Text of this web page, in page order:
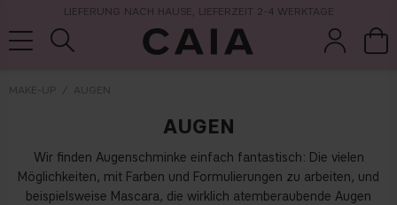
LIEFERUNG NACH HAUSE, LIEFERZEIT 2-4 WERKTAGE
MAKE-UP AUGEN
AUGEN
Wir finden Augenschminke einfach fantastisch: Die vielen
Möglichkeiten, mit Farben und Formulierungen zu arbeiten, und
beispielsweise Mascara, die wirklich atemberaubende Augen
kits & sets
trockensha